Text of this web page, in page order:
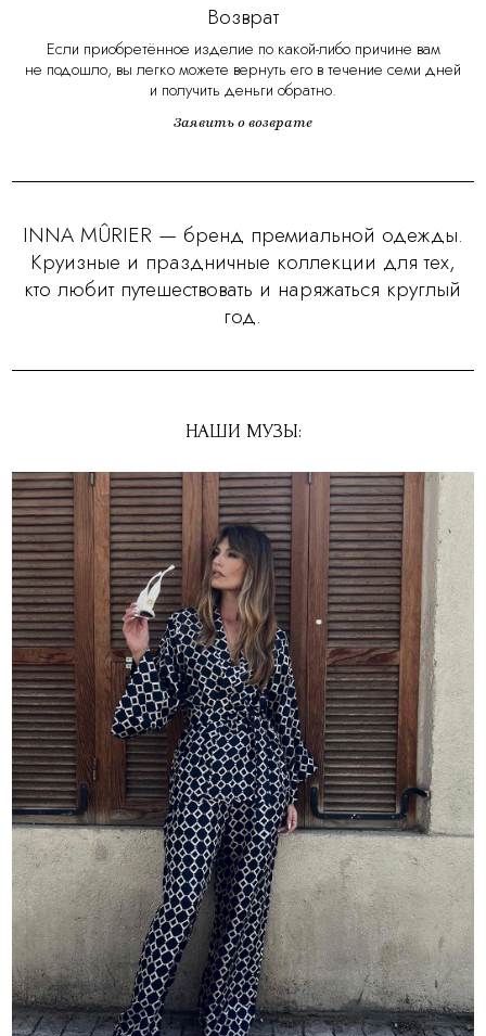
Возврат
Если приобретённое изделие по какой-либо причине вам
не подошло, вы легко можете вернуть его в течение семи дней
и получить деньги обратно.
Заявить о возврате
INNA MÛRIER — бренд премиальной одежды.
Круизные и праздничные коллекции для тех,
кто любит путешествовать и наряжаться круглый
год.
НАШИ МУЗЫ: